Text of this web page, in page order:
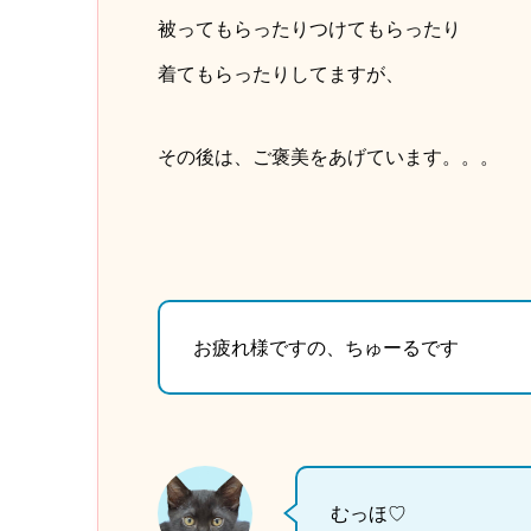
被ってもらったりつけてもらったり
着てもらったりしてますが、
その後は、ご褒美をあげています。。。
お疲れ様ですの、ちゅーるです
むっほ♡